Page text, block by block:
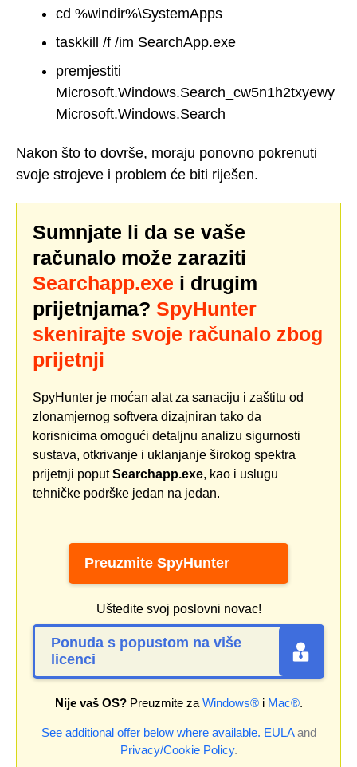
cd %windir%\SystemApps
taskkill /f /im SearchApp.exe
premjestiti
Microsoft.Windows.Search_cw5n1h2txyewy
Microsoft.Windows.Search
Nakon što to dovrše, moraju ponovno pokrenuti
svoje strojeve i problem će biti riješen.
Sumnjate li da se vaše
računalo može zaraziti
Searchapp.exe i drugim
prijetnjama? SpyHunter
skenirajte svoje računalo zbog
prijetnji
SpyHunter je moćan alat za sanaciju i zaštitu od
zlonamjernog softvera dizajniran tako da
korisnicima omogući detaljnu analizu sigurnosti
sustava, otkrivanje i uklanjanje širokog spektra
prijetnji poputSearchapp.exe, kao i uslugu
tehničke podrške jedan na jedan.
Preuzmite SpyHunter
Uštedite svoj poslovni novac!
Ponuda s popustom na više
licenci
Nije vaš OS?Preuzmite za Windows®i Mac®.
See additional offer below where available. EULAand
Privacy/Cookie Policy.